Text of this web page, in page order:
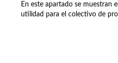
En este apartado se muestran
utilidad para el colectivo de